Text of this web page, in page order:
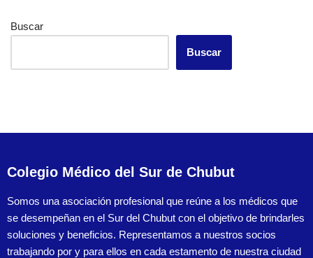
Buscar
Buscar
Colegio Médico del Sur de Chubut
Somos una asociación profesional que reúne a los médicos que
se desempeñan en el Sur del Chubut con el objetivo de brindarles
soluciones y beneficios. Representamos a nuestros socios
trabajando por y para ellos en cada estamento de nuestra ciudad